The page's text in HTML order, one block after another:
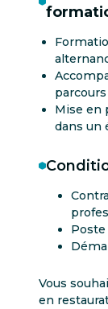
parcours
Mise en
dans un
Poste
Vous
en